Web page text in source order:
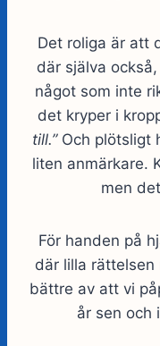
Det roliga är att
där själva
något som inte
det kryper i
till.”Och plötsligt
liten anmärkare.
men
För handen på
där lilla
bättre av att vi
år sen och